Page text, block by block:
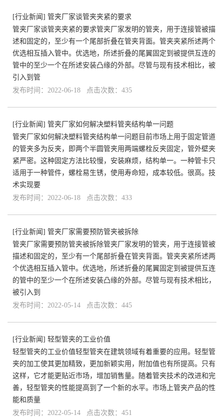
[行业新闻 ] 管夹厂家谈管夹夹紧的要求
管夹厂家谈管夹夹紧的要求管夹厂家发明的管夹，用于连接管被描
述和固定的，至少有一个尾部折叠在管夹背面。管夹夹紧所述两个
优选相互插入管中。优选地，所述折叠的尾翼固定到被提供互连的
管中的至少一个在所述安装凸缘的外部。尽管与现有技术相比，被
引入到管
发布时间：2022-06-18 点击次数：435
[行业新闻 ] 管夹厂家如何解决塑料管夹结构单一问题
管夹厂家如何解决塑料管夹结构单一问题目前市场上用于固定管道
的管夹多为反夹，即两个半圆管夹用两端螺栓反夹固定，管外壁夹
紧严密。这种固定方法比较慢，安装麻烦，结构单一。一种管卡只
适用于一种管件，螺栓易生锈，使用寿命短，成本较低。很高。技
术实现要
发布时间：2022-06-18 点击次数：433
[行业新闻 ] 管夹厂家需要预防管夹被拆除
管夹厂家需要预防管夹被拆除管夹厂家发明的管夹，用于连接管被
描述和固定的，至少有一个尾部折叠在管夹背面。管夹夹紧所述两
个优选相互插入管中。优选地，所述折叠的尾翼固定到被提供互连
的管中的至少一个在所述安装凸缘的外部。尽管与现有技术相比，
被引入到
发布时间：2022-05-14 点击次数：445
[行业新闻 ] 轻型管夹的工业价值
轻型管夹的工业价值轻型管夹在建筑领域有着重要的应用。轻型管
夹的加工使其更加精致，更加新颖实用，附加值也有所提高。只有
这样，它才能更贴近市场，增加销售量。随着管夹技术的改进和完
善，轻型管夹的性能提高到了一个新的水平。市场上管夹产品的性
能和质量
发布时间：2022-05-14 点击次数：451